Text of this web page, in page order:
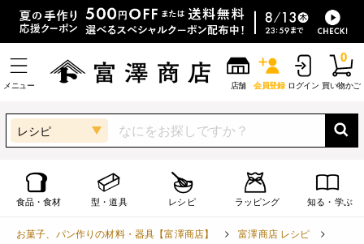
メニュー 店舗 会員登録 ログイン 買い物かご
0
レシピ
食品・食材 型・道具 レシピ ラッピング 知る・学ぶ
お菓子、パン作りの材料・器具【富澤商店】
富澤商店 レシピ